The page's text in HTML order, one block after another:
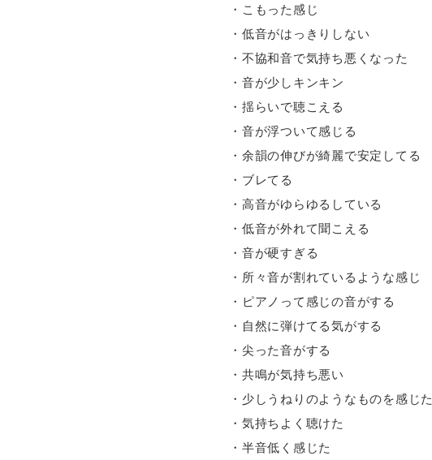
・こもった感じ
・低音がはっきりしない
・不協和音で気持ち悪くなった
・音が少しキンキン
・揺らいで聴こえる
・音が浮ついて感じる
・余韻の伸びが綺麗で安定してる
・ブレてる
・高音がゆらゆるしている
・低音が外れて聞こえる
・音が硬すぎる
・所々音が割れているような感じ
・ピアノって感じの音がする
・自然に弾けてる気がする
・尖った音がする
・共鳴が気持ち悪い
・少しうねりのようなものを感じた
・気持ちよく聴けた
・半音低く感じた